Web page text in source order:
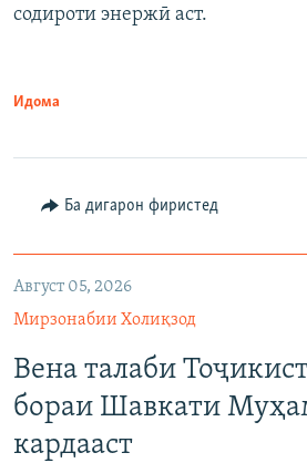
содироти энержӣ аст.
Идома
Ба дигарон фиристед
Август 05, 2026
Мирзонабии Холиқзод
Вена талаби
бораи Шавкати
кардааст